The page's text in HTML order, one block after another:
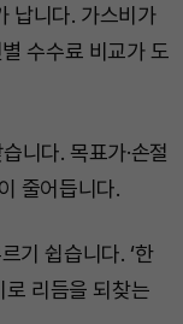
납니다. 가스비가
수수료 비교가 도
니다. 목표가·손절
줄어듭니다.
기 쉽습니다. ‘한
로 리듬을 되찾는